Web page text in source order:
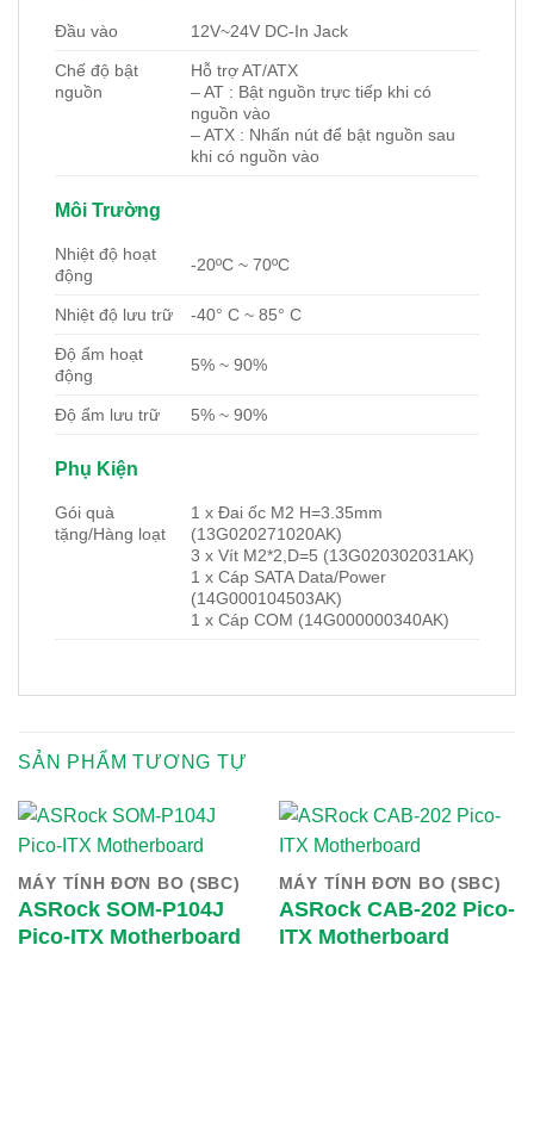
Đầu vào 12V~24V DC-In Jack
Chế độ bật
nguồn
Hỗ trợ AT/ATX
– AT : Bật nguồn trực tiếp khi có
nguồn vào
– ATX : Nhấn nút để bật nguồn sau
khi có nguồn vào
Môi Trường
Nhiệt độ hoạt
động
-20ºC ~ 70ºC
Nhiệt độ lưu trữ -40° C ~ 85° C
Độ ẩm hoạt
động
5% ~ 90%
Độ ẩm lưu trữ 5% ~ 90%
Phụ Kiện
Gói quà
tặng/Hàng loạt
1 x Đai ốc M2 H=3.35mm
(13G020271020AK)
3 x Vít M2*2,D=5 (13G020302031AK)
1 x Cáp SATA Data/Power
(14G000104503AK)
1 x Cáp COM (14G000000340AK)
SẢN PHẨM TƯƠNG TỰ
MÁY TÍNH ĐƠN BO (SBC)
ASRock SOM-P104J
Pico-ITX Motherboard
MÁY TÍNH ĐƠN BO (SBC)
ASRock CAB-202 Pico-
ITX Motherboard